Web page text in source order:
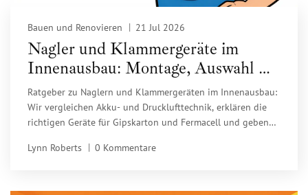
Bauen und Renovieren 21 Jul 2026
Nagler und Klammergeräte im
Innenausbau: Montage, Auswahl &
Praxis-Tipps
Ratgeber zu Naglern und Klammergeräten im Innenausbau:
Wir vergleichen Akku- und Drucklufttechnik, erklären die
richtigen Geräte für Gipskarton und Fermacell und geben
Lynn Roberts
0 Kommentare